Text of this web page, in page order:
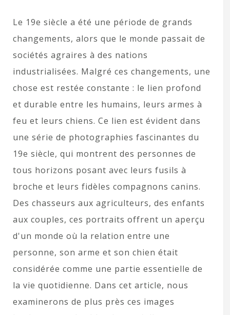
Le 19e siècle a été une période de grands
changements, alors que le monde passait de
sociétés agraires à des nations
industrialisées. Malgré ces changements, une
chose est restée constante : le lien profond
et durable entre les humains, leurs armes à
feu et leurs chiens. Ce lien est évident dans
une série de photographies fascinantes du
19e siècle, qui montrent des personnes de
tous horizons posant avec leurs fusils à
broche et leurs fidèles compagnons canins.
Des chasseurs aux agriculteurs, des enfants
aux couples, ces portraits offrent un aperçu
d'un monde où la relation entre une
personne, son arme et son chien était
considérée comme une partie essentielle de
la vie quotidienne. Dans cet article, nous
examinerons de plus près ces images